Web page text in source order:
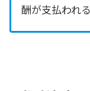
酬が支払われ